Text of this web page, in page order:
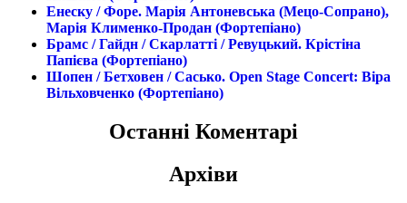
Енеску / Форе. Марія Антоневська (мецо-Сопрано),
Марія Клименко-Продан (фортепіано)
Брамс / Гайдн / Скарлатті / Ревуцький. Крістіна
Папієва (фортепіано)
Шопен / Бетховен / Сасько. Open Stage Concert: Віра
Вільховченко (фортепіано)
Останні Коментарі
Архіви